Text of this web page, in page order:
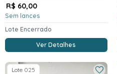
R$ 60,00
Sem lances
Lote Encerrado
Ver Detalhes
Lote 025